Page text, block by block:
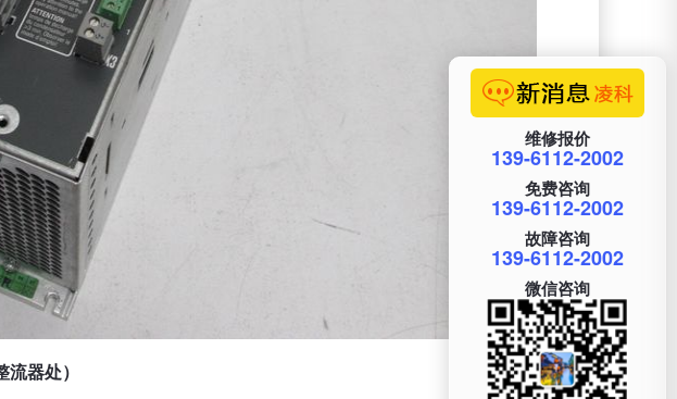
器处）
维修报价
139-6112-2002
免费咨询
139-6112-2002
故障咨询
139-6112-2002
微信咨询